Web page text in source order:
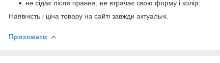
не сідає після прання, не втрачає свою форму і колір.
Наявність і ціна товару на сайті завжди актуальні.
Приховати